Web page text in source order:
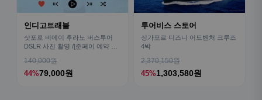
인디고트래블
삿포로 비에이 후라노 버스투어
DSLR 사진 촬영 /[준페이 예약 식
140,000원
44%79,000원
투어비스 스토어
싱가포르 디즈니 어드벤처 크루즈
4박
2,370,150원
45%1,303,580원